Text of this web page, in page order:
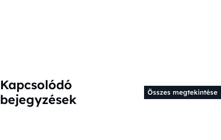
Kapcsolódó
bejegyzések
Összes megtekintése